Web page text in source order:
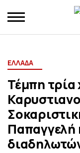
ΕΛΛΑΔΑ
Τέμπη τρία
Παπαγγελή